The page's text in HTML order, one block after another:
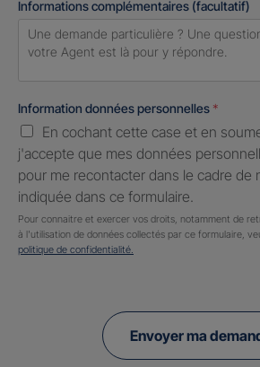
Informations complémentaires (facultatif)
Information données personnelles *
En cochant cette case et en
j'accepte que mes données
pour me recontacter dans le cadre de
indiquée dans ce formulaire.
Pour connaitre et exercer vos droits, notamment de
à l'utilisation de données collectés par ce formulaire,
politique de confidentialité.
Envoyer ma